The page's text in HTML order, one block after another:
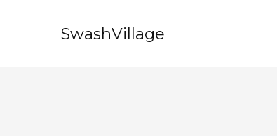
SwashVillage